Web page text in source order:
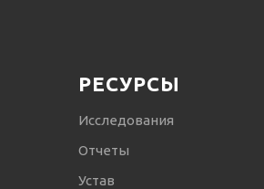
РЕСУРСЫ
Исследования
Отчеты
Устав